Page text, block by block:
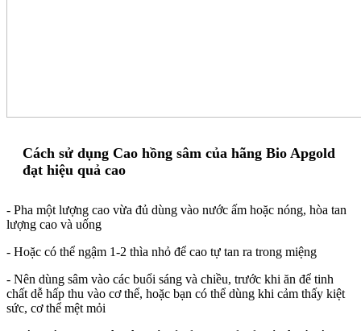
Cách sử dụng Cao hồng sâm của hãng Bio Apgold
đạt hiệu quả cao
- Pha một lượng cao vừa đủ dùng vào nước ấm hoặc nóng, hòa tan
lượng cao và uống
- Hoặc có thể ngậm 1-2 thìa nhỏ để cao tự tan ra trong miệng
- Nên dùng sâm vào các buổi sáng và chiều, trước khi ăn để tinh
chất dễ hấp thu vào cơ thể, hoặc bạn có thể dùng khi cảm thấy kiệt
sức, cơ thể mệt mỏi